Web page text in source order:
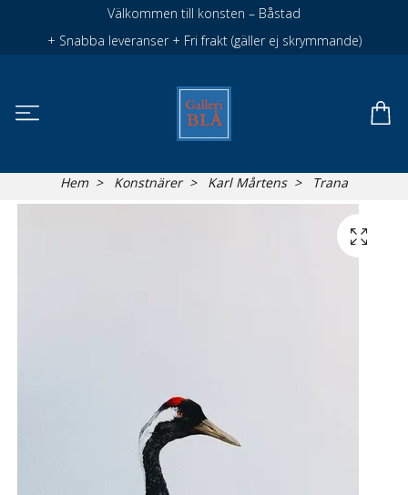
Välkommen till konsten – Båstad
+ Snabba leveranser + Fri frakt (gäller ej skrymmande)
Hem Konstnärer Karl Mårtens Trana